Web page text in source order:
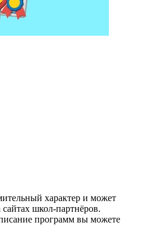
характер и может
сайтах школ-партнёров.
программ вы можете